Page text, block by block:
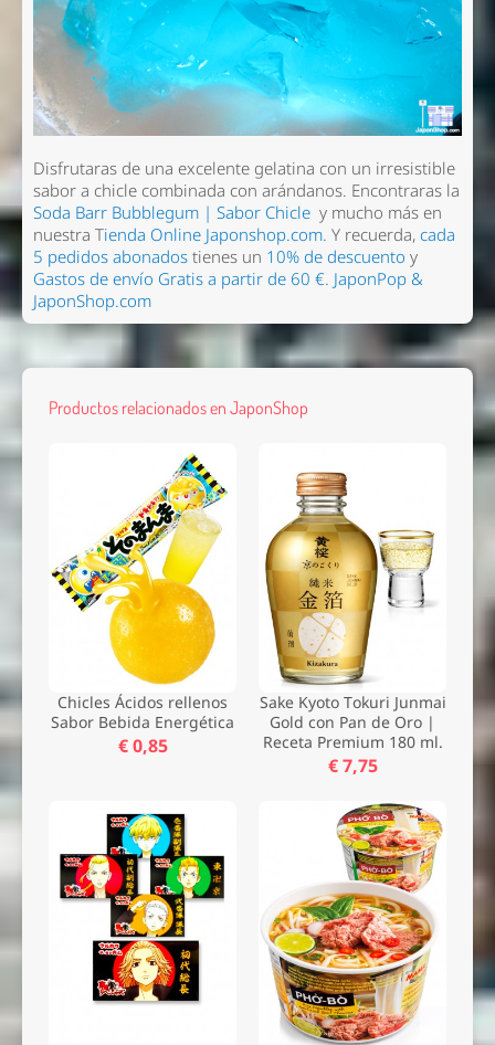
Disfrutaras de una excelente gelatina con un irresistible
sabor a chicle combinada con arándanos. Encontraras la
Soda Barr Bubblegum | Sabor Chicley mucho más en
nuestra Tienda Online Japonshop.com. Y recuerda,cada
5 pedidos abonadostienes un 10% de descuento y
Gastos de envío Gratis a partir de 60 €. JaponPop &
JaponShop.com
Productos relacionados en JaponShop
Chicles Ácidos rellenos
Sabor Bebida Energética
€ 0,85
Sake Kyoto Tokuri Junmai
Gold con Pan de Oro |
Receta Premium 180 ml.
€ 7,75
Nombre *
Email *
Comentario *
Enviar